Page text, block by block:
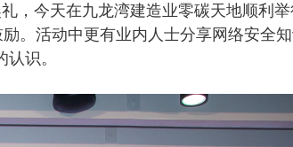
，今天在九龙湾建造业零碳天地顺利举
。活动中更有业内人士分享网络安全
识。